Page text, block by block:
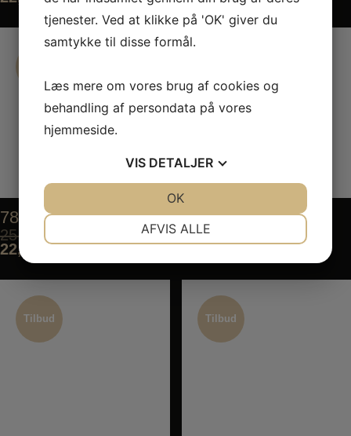
Tilbud
78. Ebi Stick
25,00 kr.
22,50
kr.
Tilbud
79. Karaage
30,00
27,00kr.
Tilbud
Tilbud
Tilbud
tjenester. Ved at klikke på 'OK' giver du
samtykke til disse formål.
Læs mere om vores brug af cookies og
behandling af persondata på vores
hjemmeside.
VIS DETALJER
MARKETING STATISTIK
AFVIS ALLE
OK